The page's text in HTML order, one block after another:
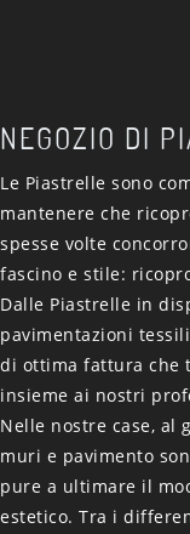
NEGOZIO DI
Le Piastrelle sono
mantenere che
spesse volte
fascino e stile:
Dalle Piastrelle in
pavimentazioni
di ottima fattura che
insieme ai nostri
Nelle nostre case, al
muri e pavimento
pure a ultimare il
estetico. Tra i